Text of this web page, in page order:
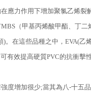
應力作用下增加聚氯乙烯裂
（甲基丙烯酸甲酯、丁
)。在這些品種之中，EVA(
有效提高硬質PVC的抗衝
度增加很少;當其為八-十五